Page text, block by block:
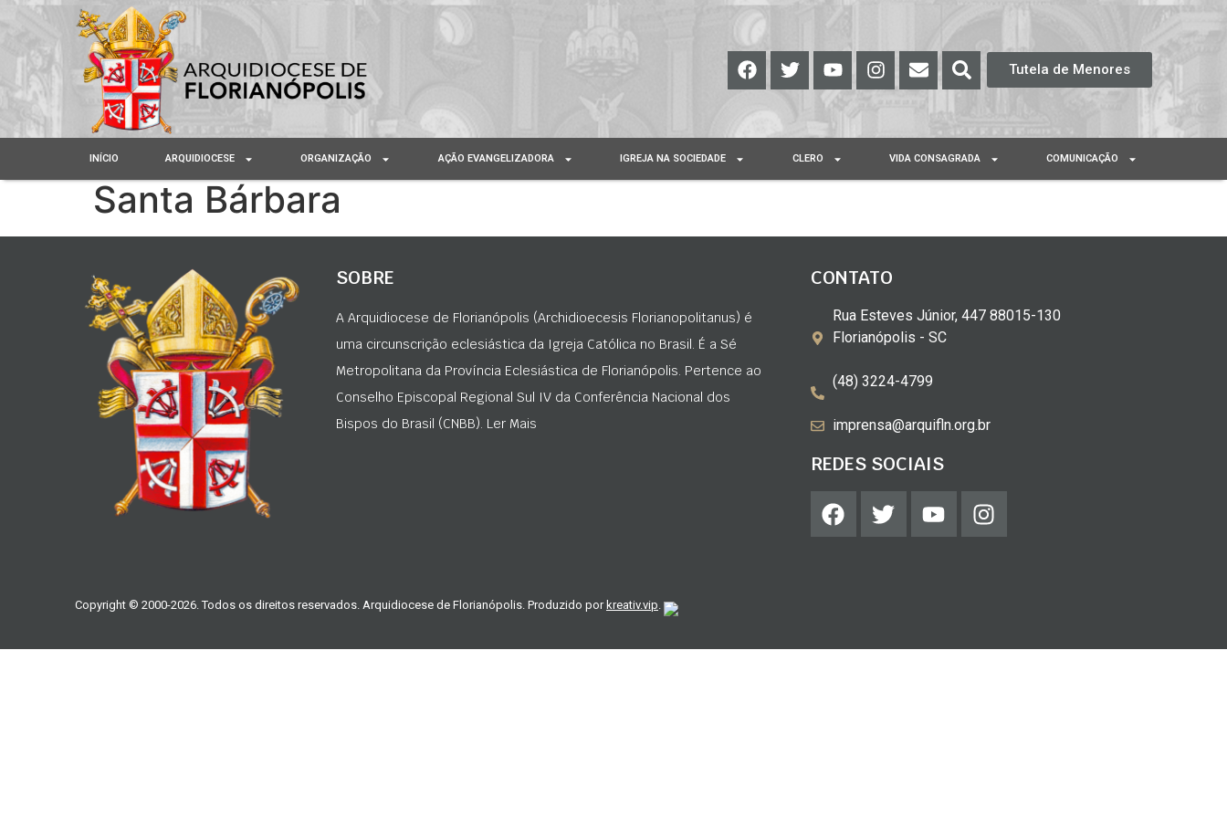
Tutela de Menores
INÍCIO ARQUIDIOCESE ORGANIZAÇÃO AÇÃO EVANGELIZADORA IGREJA NA SOCIEDADE CLERO VIDA CONSAGRADA COMUNICAÇÃO
Santa Bárbara
SOBRE
A Arquidiocese de Florianópolis (Archidioecesis Florianopolitanus) é
uma circunscrição eclesiástica da Igreja Católica no Brasil. É a Sé
Metropolitana da Província Eclesiástica de Florianópolis. Pertence ao
Conselho Episcopal Regional Sul IV da Conferência Nacional dos
Bispos do Brasil (CNBB). Ler Mais
CONTATO
Rua Esteves Júnior, 447 88015-130
Florianópolis - SC
(48) 3224-4799
imprensa@arquifln.org.br
REDES SOCIAIS
Copyright © 2000-2026. Todos os direitos reservados. Arquidiocese de Florianópolis. Produzido por kreativ.vip.